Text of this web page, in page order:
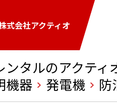
式会社アクティオ
タルのアクティ
機器
発電機 防